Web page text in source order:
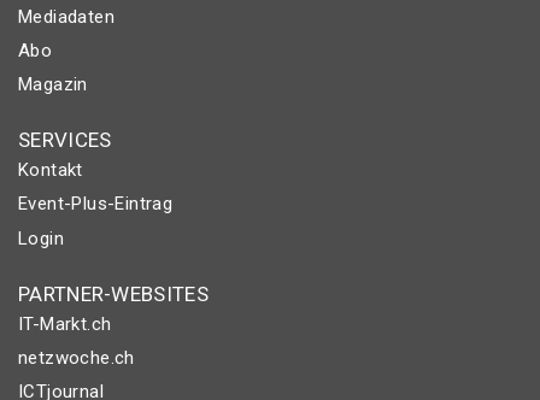
Mediadaten
Abo
Magazin
SERVICES
Kontakt
Event-Plus-Eintrag
Login
PARTNER-WEBSITES
IT-Markt.ch
netzwoche.ch
ICTjournal